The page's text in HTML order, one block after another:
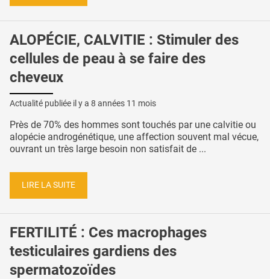
ALOPÉCIE, CALVITIE : Stimuler des
cellules de peau à se faire des
cheveux
Actualité publiée il y a 8 années 11 mois
Près de 70% des hommes sont touchés par une calvitie ou
alopécie androgénétique, une affection souvent mal vécue,
ouvrant un très large besoin non satisfait de ...
LIRE LA SUITE
FERTILITÉ : Ces macrophages
testiculaires gardiens des
spermatozoïdes